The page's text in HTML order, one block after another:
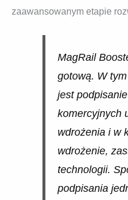
zaawansowanym etapie
MagRail
gotową. W
jest
komercyjnych
wdrożenia i w
wdrożenie,
technologii.
podpisania